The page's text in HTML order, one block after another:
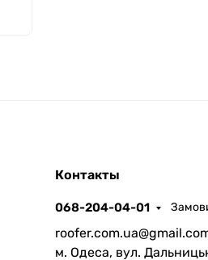
Контакты
068-204-04-01
м. Одеса, вул.
AI помічник